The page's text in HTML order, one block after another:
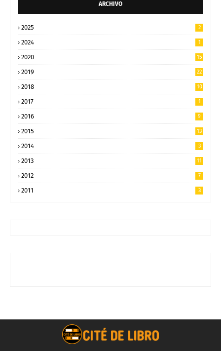
ARCHIVO
2025 2
2024 1
2020 15
2019 22
2018 10
2017 1
2016 9
2015 13
2014 3
2013 11
2012 7
2011 3